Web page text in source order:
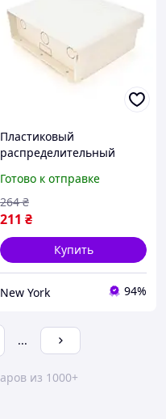
Пластиковый
распределительный
навесной для
промышленных систем
newyork
Готово к отправке
211 ₴
264 ₴
Купить
New York 94%
...
из 1000+